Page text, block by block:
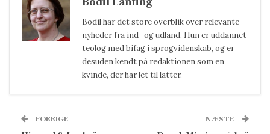
Bodil har det store overblik over relevante
nyheder fra ind- og udland. Hun er uddannet
teolog med bifag i sprogvidenskab, og er
desuden kendt på redaktionen som en
kvinde, der har let til latter.
FORRIGE NÆSTE